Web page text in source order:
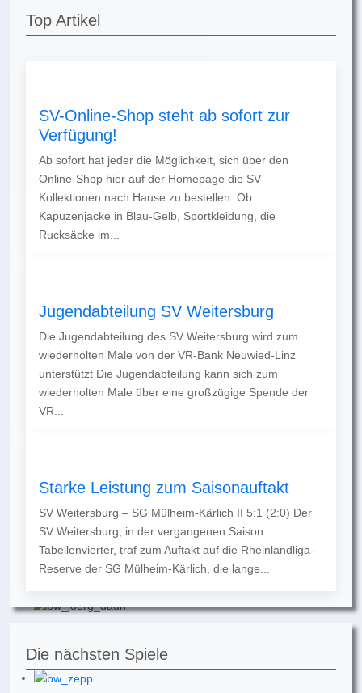
Top Artikel
SV-Online-Shop steht ab sofort zur
Verfügung!
Ab sofort hat jeder die Möglichkeit, sich über den
Online-Shop hier auf der Homepage die SV-
Kollektionen nach Hause zu bestellen. Ob
Kapuzenjacke in Blau-Gelb, Sportkleidung, die
Rucksäcke im...
Jugendabteilung SV Weitersburg
Die Jugendabteilung des SV Weitersburg wird zum
wiederholten Male von der VR-Bank Neuwied-Linz
unterstützt Die Jugendabteilung kann sich zum
wiederholten Male über eine großzügige Spende der
VR...
Starke Leistung zum Saisonauftakt
SV Weitersburg – SG Mülheim-Kärlich II 5:1 (2:0) Der
SV Weitersburg, in der vergangenen Saison
Tabellenvierter, traf zum Auftakt auf die Rheinlandliga-
Reserve der SG Mülheim-Kärlich, die lange...
Die nächsten Spiele